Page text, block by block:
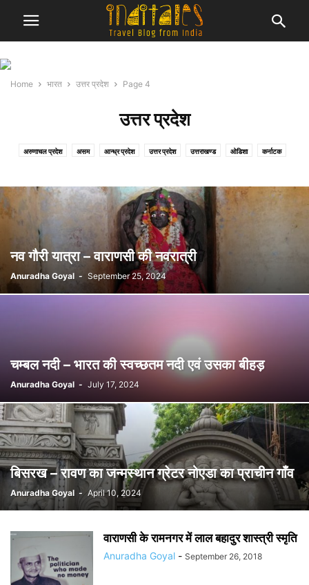
Home भारत उत्तर प्रदेश Page 4
उत्तर प्रदेश
अरुणाचल प्रदेश असम आन्ध्र प्रदेश उत्तर प्रदेश उत्तराखण्ड ओडिशा कर्नाटक
दमन एवं दीव दादरा नगर हवेली दिल्ली पंजाब पश्चिम बंगाल बिहार मध्य प्रदेश
महाराष्ट्र मेघालय राजस्थान सिक्किम हरियाणा हिमाचल प्रदेश
नव गौरी यात्रा – वाराणसी की नवरात्री
Anuradha Goyal - September 25, 2024
चम्बल नदी – भारत की स्वच्छतम नदी एवं उसका बीहड़
Anuradha Goyal - July 17, 2024
बिसरख – रावण का जन्मस्थान ग्रेटर नोएडा का प्राचीन गाँव
Anuradha Goyal - April 10, 2024
वाराणसी के रामनगर में लाल बहादुर शास्त्री स्मृति
Anuradha Goyal - September 26, 2018